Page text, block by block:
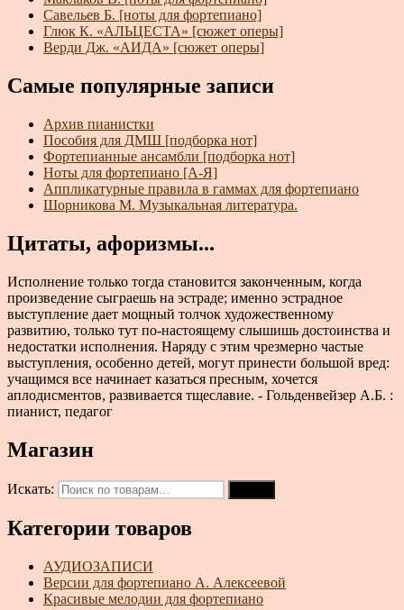
Савельев Б. [ноты для фортепиано]
Глюк К. «АЛЬЦЕСТА» [сюжет оперы]
Верди Дж. «АИДА» [сюжет оперы]
Самые популярные записи
Архив пианистки
Пособия для ДМШ [подборка нот]
Фортепианные ансамбли [подборка нот]
Ноты для фортепиано [А-Я]
Аппликатурные правила в гаммах для фортепиано
Шорникова М. Музыкальная литература.
Цитаты, афоризмы...
Исполнение только тогда становится законченным, когда
произведение сыграешь на эстраде; именно эстрадное
выступление дает мощный толчок художественному
развитию, только тут по-настоящему слышишь достоинства и
недостатки исполнения. Наряду с этим чрезмерно частые
выступления, особенно детей, могут принести большой вред:
учащимся все начинает казаться пресным, хочется
аплодисментов, развивается тщеславие. - Гольденвейзер А.Б. :
пианист, педагог
Магазин
Искать:
Категории товаров
АУДИОЗАПИСИ
Версии для фортепиано А. Алексеевой
Красивые мелодии для фортепиано